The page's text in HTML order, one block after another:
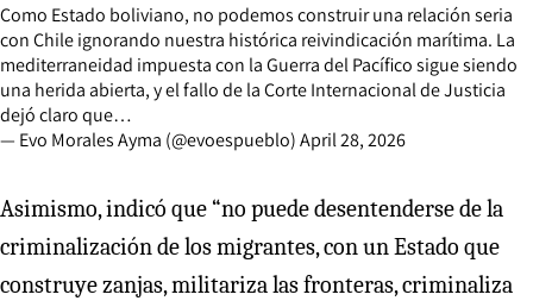
Como Estado boliviano, no podemos construir una relación seria
con Chile ignorando nuestra histórica reivindicación marítima. La
mediterraneidad impuesta con la Guerra del Pacífico sigue siendo
una herida abierta, y el fallo de la Corte Internacional de Justicia
dejó claro que…
— Evo Morales Ayma (@evoespueblo)April 28, 2026
Asimismo, indicó que “no puede desentenderse de la
criminalización de los migrantes, con un Estado que
construye zanjas, militariza las fronteras, criminaliza